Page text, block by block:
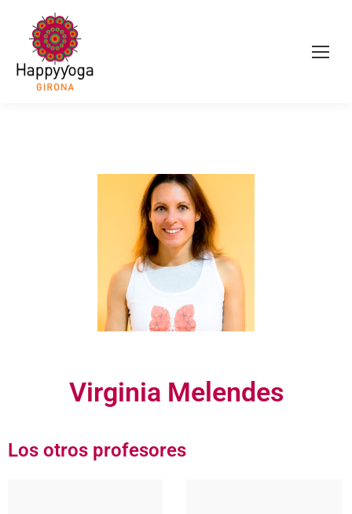
Virginia Melendes
Los otros profesores